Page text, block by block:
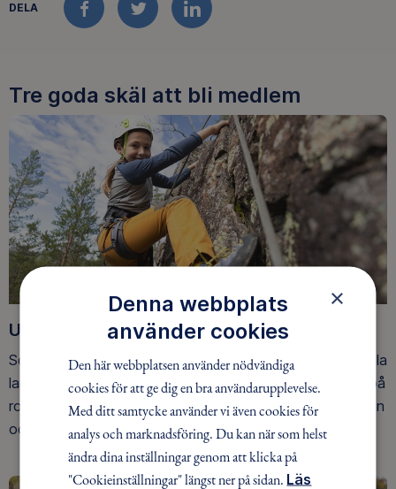
DELA
FACEBOOKTWITTERLINKEDIN
Tre goda skäl att bli medlem
Upptäck nya äventyr
Som medlem har du tillgång till alla våra äventyr, över hela
landet. Våra ideella ledare guidar barn, unga och vuxna på
roliga och trygga äventyr i skogen, på vattnet, snön, isen
och på fjället.
×
Denna webbplats
använder cookies
Den här webbplatsen använder nödvändiga
cookies för att ge dig en bra användarupplevelse.
Med ditt samtycke använder vi även cookies för
analys och marknadsföring. Du kan när som helst
ändra dina inställningar genom att klicka på
"Cookieinställningar" längst ner på sidan. Läs